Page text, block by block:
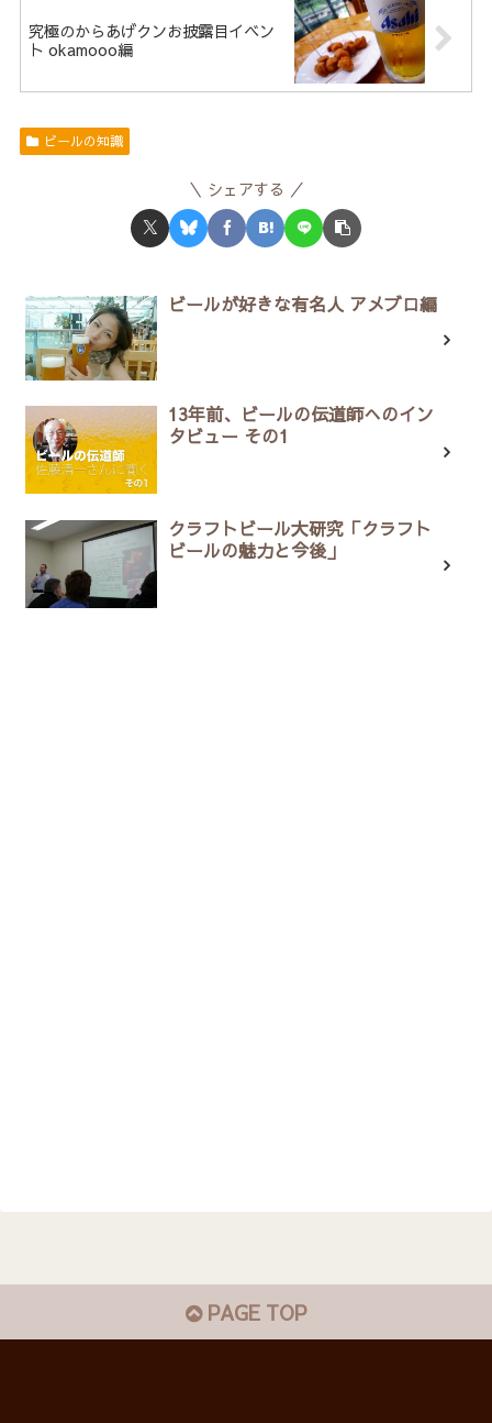
究極のからあげクンお披露目イベン
ト okamooo編
ビールの知識
シェアする
ビールが好きな有名人 アメブロ編
13年前、ビールの伝道師へのイン
タビュー その1
クラフトビール大研究「クラフト
ビールの魅力と今後」
PAGE TOP